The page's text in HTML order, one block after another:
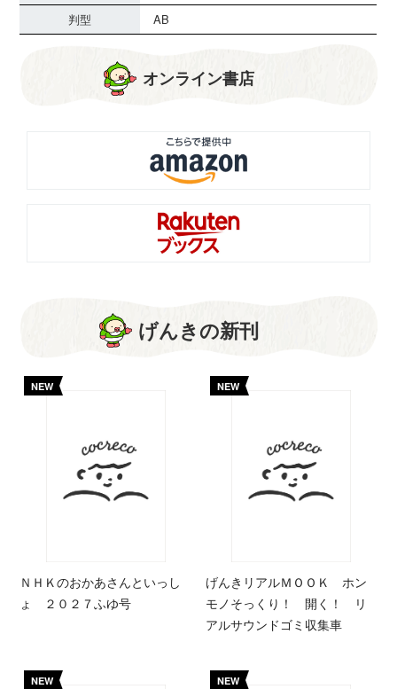
判型
AB
オンライン書店
げんきの新刊
NEW
ＮＨＫのおかあさんといっし
ょ ２０２７ふゆ号
NEW
げんきリアルＭＯＯＫ ホン
モノそっくり！ 開く！ リ
アルサウンドゴミ収集車
NEW NEW